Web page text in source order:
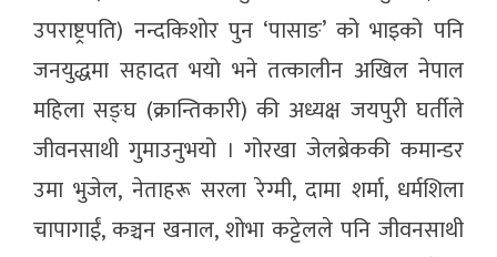
उपराष्ट्रपति) नन्दकिशोर पुन ‘पासाङ’ को भाइको पनि
जनयुद्धमा सहादत भयो भने तत्कालीन अखिल नेपाल
महिला सङ्घ (क्रान्तिकारी) की अध्यक्ष जयपुरी घर्तीले
जीवनसाथी गुमाउनुभयो । गोरखा जेलब्रेककी कमान्डर
उमा भुजेल, नेताहरू सरला रेग्मी, दामा शर्मा, धर्मशिला
चापागाईं, कञ्चन खनाल, शोभा कट्टेलले पनि जीवनसाथी